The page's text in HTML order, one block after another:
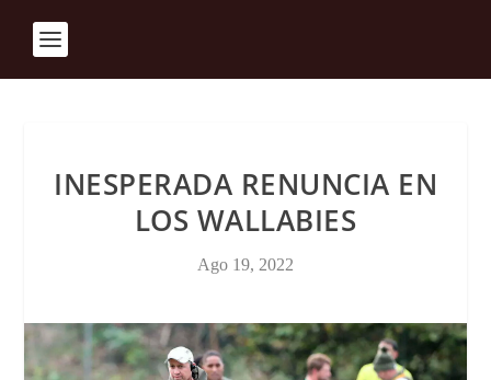
INESPERADA RENUNCIA EN
LOS WALLABIES
Ago 19, 2022